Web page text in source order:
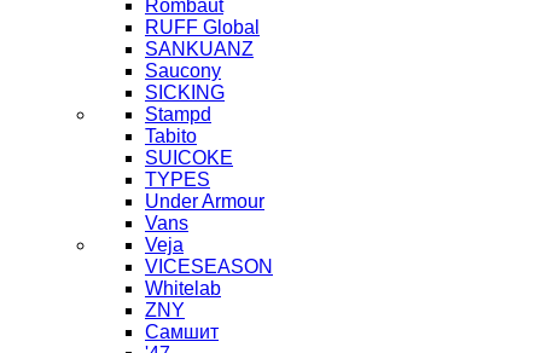
Rombaut
RUFF Global
SANKUANZ
Saucony
SICKING
Stampd
Tabito
SUICOKE
TYPES
Under Armour
Vans
Veja
VICESEASON
Whitelab
ZNY
Самшит